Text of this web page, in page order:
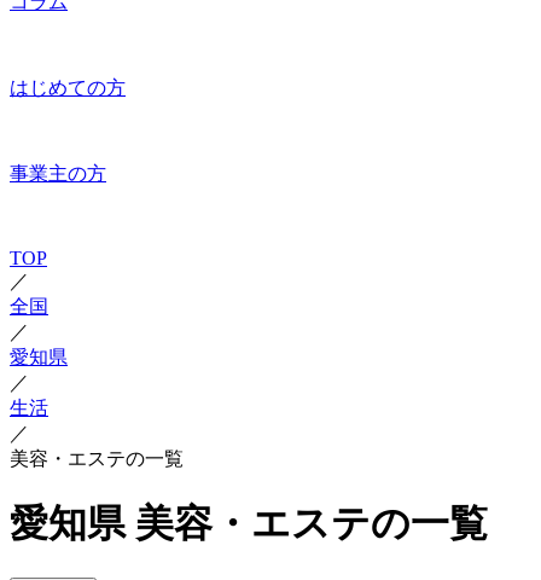
はじめての方
事業主の方
TOP
／
全国
／
愛知県
／
生活
／
美容・エステの一覧
愛知県 美容・エステの一覧